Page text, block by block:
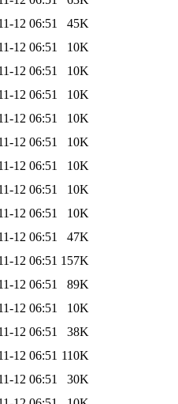
12 06:51
45K
12 06:51
10K
12 06:51
10K
12 06:51
10K
12 06:51
10K
12 06:51
10K
12 06:51
10K
12 06:51
10K
12 06:51
10K
12 06:51
47K
12 06:51 157K
12 06:51
89K
12 06:51
10K
12 06:51
38K
12 06:51 110K
12 06:51
30K